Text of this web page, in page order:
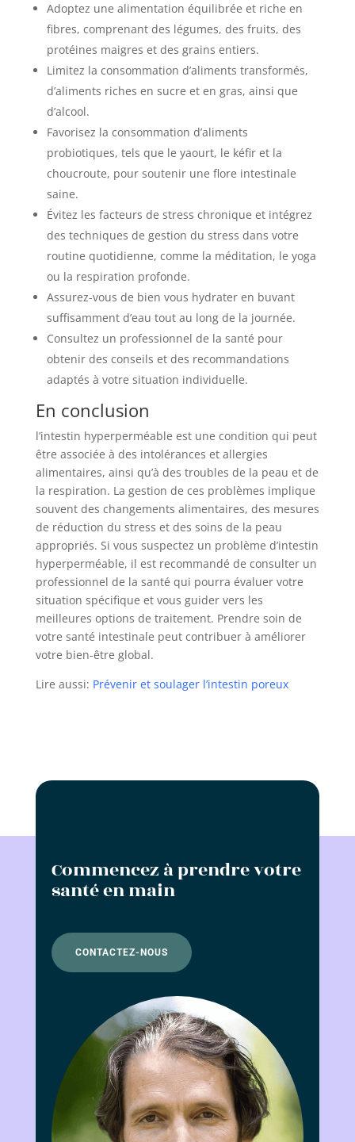
Adoptez une alimentation équilibrée et riche en
fibres, comprenant des légumes, des fruits, des
protéines maigres et des grains entiers.
Limitez la consommation d’aliments transformés,
d’aliments riches en sucre et en gras, ainsi que
d’alcool.
Favorisez la consommation d’aliments
probiotiques, tels que le yaourt, le kéfir et la
choucroute, pour soutenir une flore intestinale
saine.
Évitez les facteurs de stress chronique et intégrez
des techniques de gestion du stress dans votre
routine quotidienne, comme la méditation, le yoga
ou la respiration profonde.
Assurez-vous de bien vous hydrater en buvant
suffisamment d’eau tout au long de la journée.
Consultez un professionnel de la santé pour
obtenir des conseils et des recommandations
adaptés à votre situation individuelle.
En conclusion
l’intestin hyperperméable est une condition qui peut
être associée à des intolérances et allergies
alimentaires, ainsi qu’à des troubles de la peau et de
la respiration. La gestion de ces problèmes implique
souvent des changements alimentaires, des mesures
de réduction du stress et des soins de la peau
appropriés. Si vous suspectez un problème d’intestin
hyperperméable, il est recommandé de consulter un
professionnel de la santé qui pourra évaluer votre
situation spécifique et vous guider vers les
meilleures options de traitement. Prendre soin de
votre santé intestinale peut contribuer à améliorer
votre bien-être global.
Lire aussi: Prévenir et soulager l’intestin poreux
Commencez à prendre votre
santé en main
CONTACTEZ-NOUS